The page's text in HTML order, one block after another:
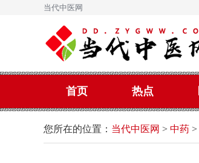
当代中医网
首页 热点
您所在的位置： 当代中医网 > 中药 >